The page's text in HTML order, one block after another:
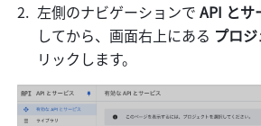
左側のナビゲーションで API とサ
してから、画面右上にある プロ
リックします。